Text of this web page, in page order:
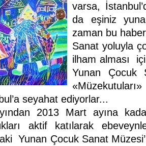
varsa,
da eşiniz
zaman bu
Sanat yoluyla
ilham alması
Yunan Çocuk
seyahat ediyorlar...
2013 Mart ayına
aktif katılarak
Yunan Çocuk Sanat